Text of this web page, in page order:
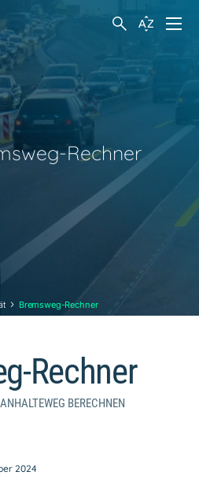
Bremsweg-Rechner
Rechner
Rechner
BERECHNEN
2024